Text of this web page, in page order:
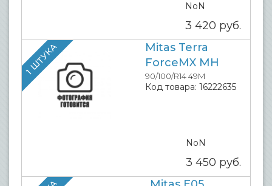
NoN
3 420 руб.
1 ШТУКА
Mitas Terra
ForceMX MH
90/100/R14 49M
Код товара: 16222635
NoN
3 450 руб.